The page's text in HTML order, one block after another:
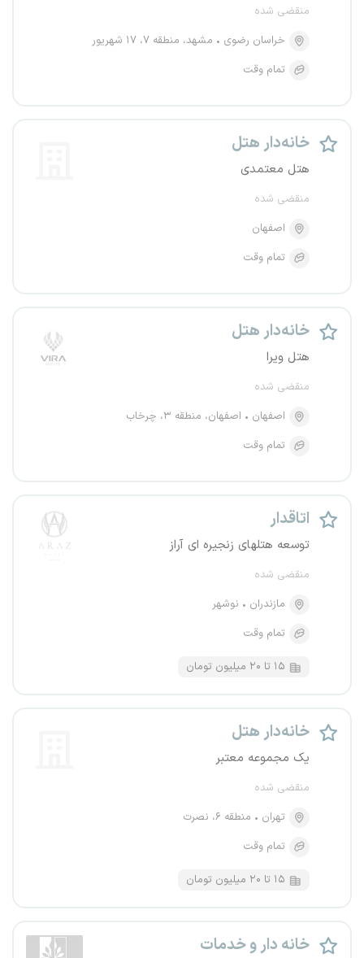
منقضی شده
خراسان رضوی
مشهد، منطقه ۷، ۱۷ شهریور
تمام وقت
خانه‌دار هتل
هتل معتمدی
منقضی شده
اصفهان
تمام وقت
خانه‌دار هتل
هتل ویرا
منقضی شده
اصفهان
اصفهان، منطقه ۳، چرخاب
تمام وقت
اتاقدار
توسعه هتلهای زنجیره ای آراز
منقضی شده
مازندران
نوشهر
تمام وقت
۱۵ تا ۲۰ میلیون تومان
خانه‌دار هتل
یک مجموعه معتبر
منقضی شده
تهران
منطقه ۶، نصرت
تمام وقت
۱۵ تا ۲۰ میلیون تومان
خانه دار و خدمات